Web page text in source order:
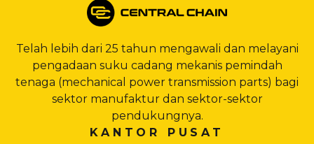
Telah lebih dari 25 tahun mengawali dan melayani
pengadaan suku cadang mekanis pemindah
tenaga (mechanical power transmission parts) bagi
sektor manufaktur dan sektor-sektor
pendukungnya.
KANTOR PUSAT